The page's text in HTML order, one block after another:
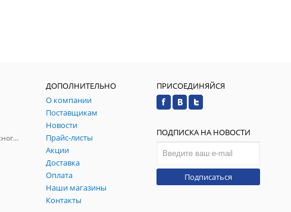
Комплектующие для насосного оборудования
ДОПОЛНИТЕЛЬНО
О компании
Поставщикам
Новости
Прайс-листы
Акции
Доставка
Оплата
Наши магазины
Контакты
ПРИСОЕДИНЯЙСЯ
ПОДПИСКА НА НОВОСТИ
Подписаться